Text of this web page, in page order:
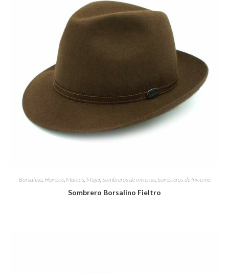
Borsalino, Hombre, Marcas, Mujer, Sombreros de invierno, Sombreros de Invierno
Sombrero Borsalino Fieltro